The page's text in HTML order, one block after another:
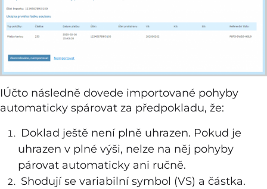
IÚčto následně dovede importované pohyby
automaticky spárovat za předpokladu, že:
Doklad ještě není plně uhrazen. Pokud je
uhrazen v plné výši, nelze na něj pohyby
párovat automaticky ani ručně.
Shodují se variabilní symbol (VS) a částka.